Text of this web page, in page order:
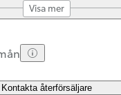
Visa mer
Kontakta återförsäljare